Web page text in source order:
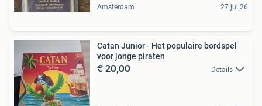
Amsterdam 27 jul 26
Catan Junior - Het populaire bordspel
voor jonge piraten
€ 20,00 Details